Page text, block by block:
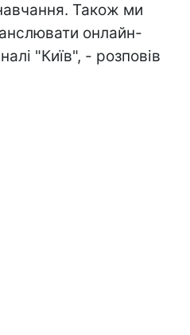
Також ми
онлайн-
"Київ", - розповів